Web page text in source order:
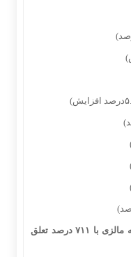
بیشترین افزایش صادرات سنگ معدن به مالزی با ۷۱۱ درصد تعلق